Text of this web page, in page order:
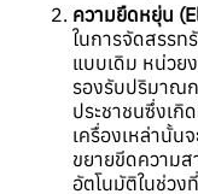
ความยืดหยุ่น
ในการจัดสรรท
แบบเดิม หน่วย
รองรับปริมาณก
ประชาชนซึ่งเกิ
เครื่องเหล่านั้น
ขยายขีดความส
อัตโนมัติในช่วง